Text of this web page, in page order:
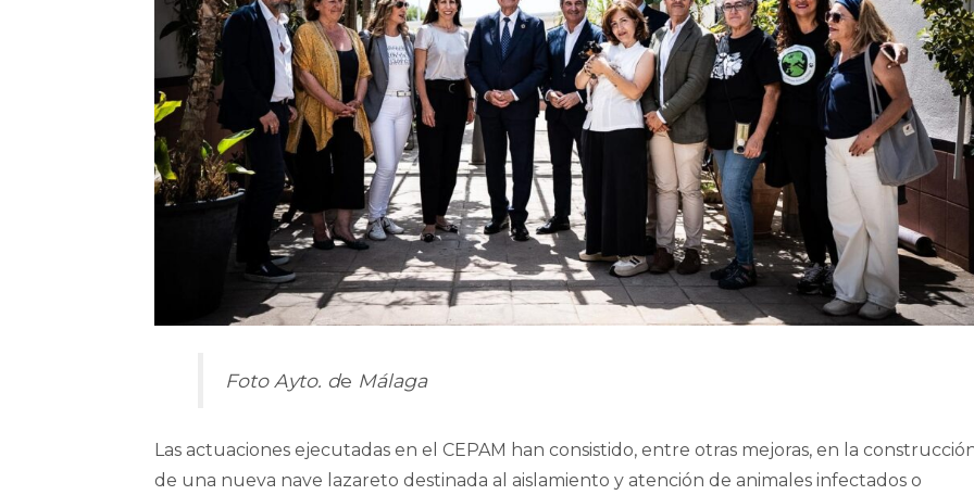
Foto Ayto. de Málaga
Las actuaciones ejecutadas en el CEPAM han consistido, entre otras mejoras, en la
de una nueva nave lazareto destinada al aislamiento y atención de animales infectados o